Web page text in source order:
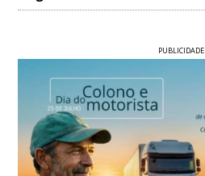
PUBLICIDADE